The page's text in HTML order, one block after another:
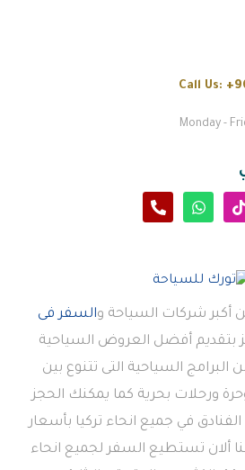
Call Us:
Monday -
أكبر شركات السياحة والسفر فى
بتقديم أفضل العروض السياحية
السياحية التى تتنوع بين
ورحلات بحرية كما يمكنك الحجز
في جميع انحاء تركيا بأسعار
ألان تستطيع السفر لجميع انحاء